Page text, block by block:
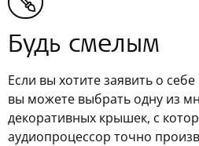
Будь смелым
Если вы хотите заявить о
вы можете выбрать одну из
декоративных крышек, с
аудиопроцессор точно